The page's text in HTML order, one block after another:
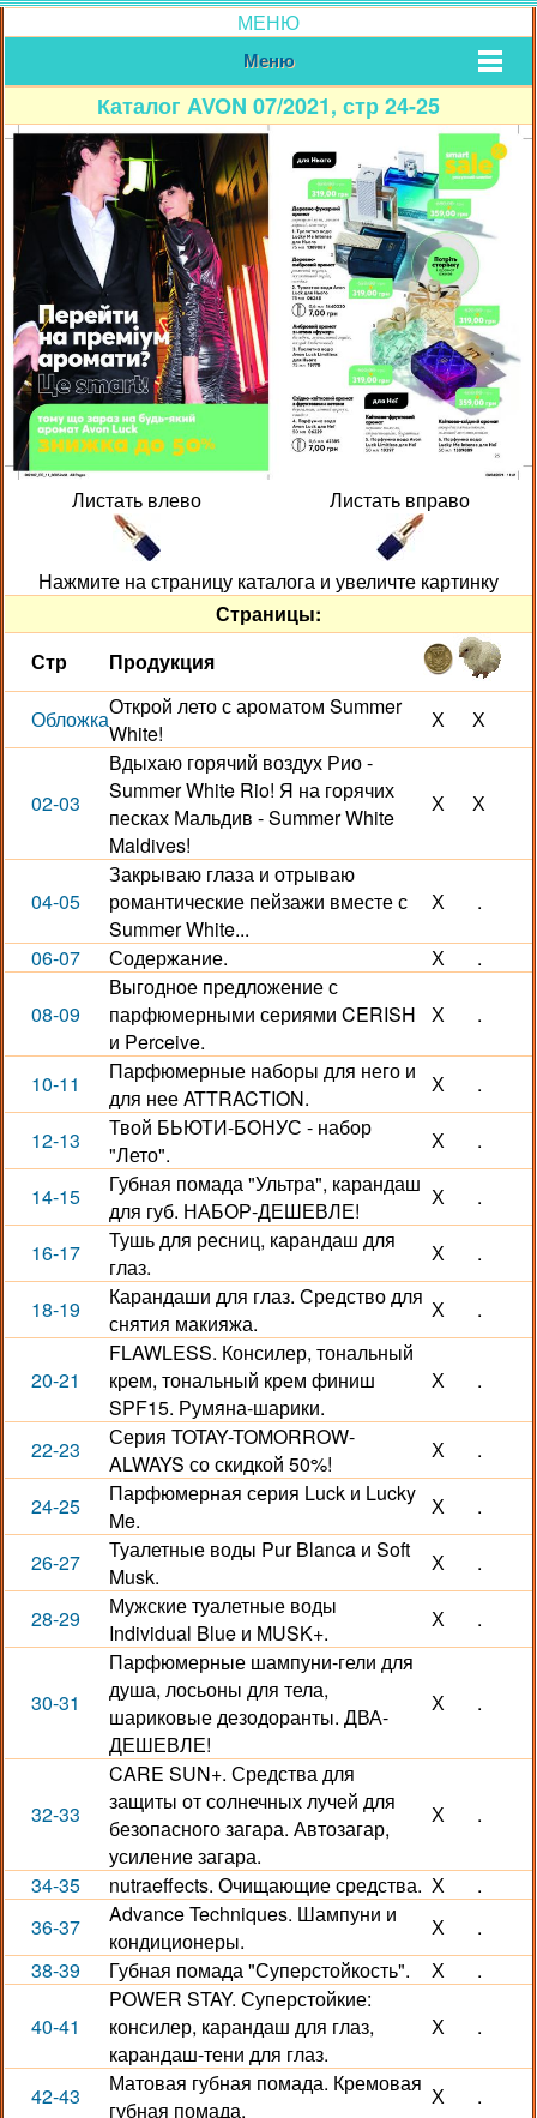
МЕНЮ
Меню
Каталог AVON 07/2021, стр 24-25
Листать влево Листать вправо
Нажмите на страницу каталога и увеличте картинку
Страницы:
Стр
Продукция
ОбложкаОткрой лето с ароматом Summer
White!
Х Х
02-03
Вдыхаю горячий воздух Рио -
Summer White Rio! Я на горячих
песках Мальдив - Summer White
Maldives!
Х Х
04-05
Закрываю глаза и отрываю
романтические пейзажи вместе с
Summer White...
Х .
06-07 Содержание. Х .
08-09
Выгодное предложение с
парфюмерными сериями CERISH
и Perceive.
Х .
10-11
Парфюмерные наборы для него и
для нее ATTRACTION.
Х .
12-13
Твой БЬЮТИ-БОНУС - набор
"Лето".
Х .
14-15
Губная помада "Ультра", карандаш
для губ. НАБОР-ДЕШЕВЛЕ!
Х .
16-17
Тушь для ресниц, карандаш для
глаз.
Х .
18-19
Карандаши для глаз. Средство для
снятия макияжа.
Х .
20-21
FLAWLESS. Консилер, тональный
крем, тональный крем финиш
SPF15. Румяна-шарики.
Х .
22-23
Серия TOTAY-TOMORROW-
ALWAYS со скидкой 50%!
Х .
24-25
Парфюмерная серия Luck и Lucky
Me.
Х .
26-27
Туалетные воды Pur Blanca и Soft
Musk.
Х .
28-29
Мужские туалетные воды
Individual Blue и MUSK+.
Х .
30-31
Парфюмерные шампуни-гели для
душа, лосьоны для тела,
шариковые дезодоранты. ДВА-
ДЕШЕВЛЕ!
Х .
32-33
CARE SUN+. Средства для
защиты от солнечных лучей для
безопасного загара. Автозагар,
усиление загара.
Х .
34-35 nutraeffects. Очищающие средства. Х
.
36-37
Advance Techniques. Шампуни и
кондиционеры.
Х
.
38-39
Губная помада "Суперстойкость". Х .
40-41
POWER STAY. Суперстойкие:
консилер, карандаш для глаз,
карандаш-тени для глаз.
Х .
42-43
Матовая губная помада. Кремовая
губная помада.
Х .